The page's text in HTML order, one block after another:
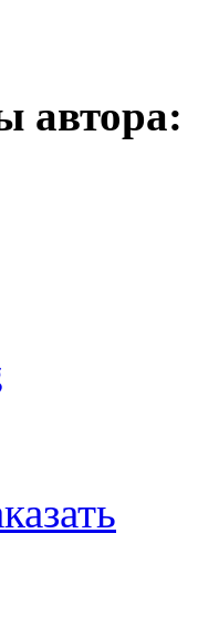
автора: